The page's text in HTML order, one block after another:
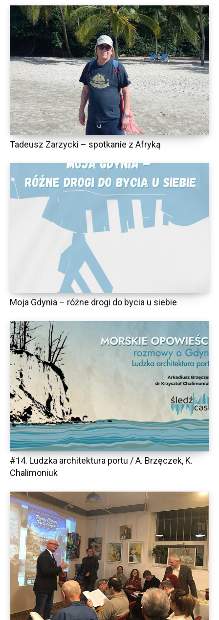
Tadeusz Zarzycki – spotkanie z Afryką
Moja Gdynia – różne drogi do bycia u siebie
#14. Ludzka architektura portu / A. Brzęczek, K.
Chalimoniuk